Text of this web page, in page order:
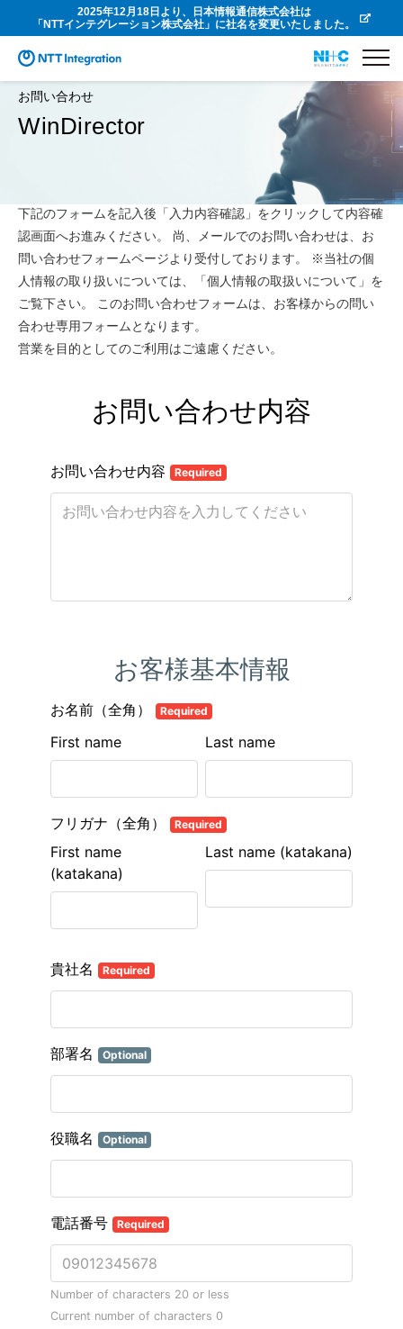
2025年12月18日より、日本情報通信株式会社は
「NTTインテグレーション株式会社」に社名を変更いたしました。
お問い合わせ
WinDirector
下記のフォームを記入後「入力内容確認」をクリックして内容確
認画面へお進みください。 尚、メールでのお問い合わせは、お
問い合わせフォームページより受付しております。 ※当社の個
人情報の取り扱いについては、「個人情報の取扱いについて」を
ご覧下さい。 このお問い合わせフォームは、お客様からの問い
合わせ専用フォームとなります。
営業を目的としてのご利用はご遠慮ください。